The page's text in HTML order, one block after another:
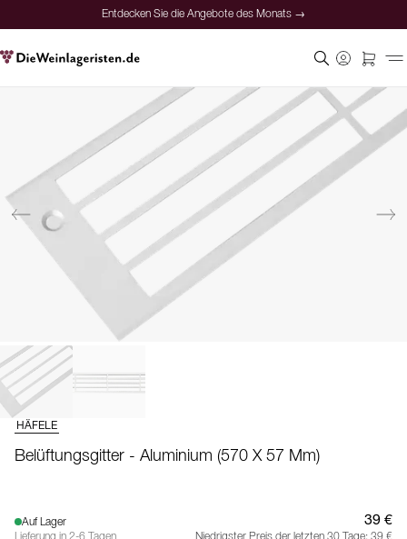
Entdecken Sie die Angebote des Monats →
HÄFELE
Belüftungsgitter - Aluminium (570 X 57 Mm)
Auf Lager
Lieferung in 2-6 Tagen
39 €
Niedrigster Preis der letzten 30 Tage: 39 €